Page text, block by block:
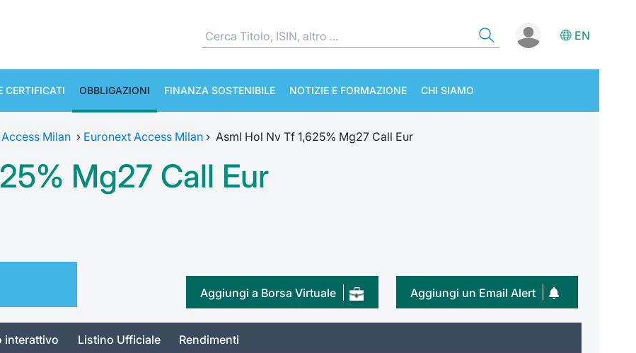
EN
CERTIFICATI OBBLIGAZIONI FINANZA SOSTENIBILE NOTIZIE E FORMAZIONE CHI SIAMO
Milan › Euronext Access Milan › Asml Hol Nv Tf 1,625% Mg27 Call Eur
Mg27 Call Eur
Aggiungi un Email Alert
Aggiungi a Borsa Virtuale
interattivo Listino Ufficiale Rendimenti